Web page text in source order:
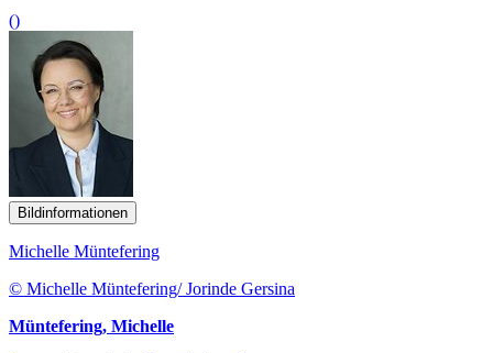
()
Bildinformationen
Michelle Müntefering
© Michelle Müntefering/ Jorinde Gersina
Müntefering, Michelle